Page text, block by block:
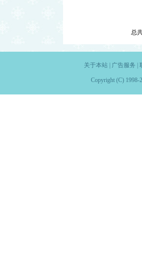
总
关于本站| 广告服务
Copyright (C) 1998-